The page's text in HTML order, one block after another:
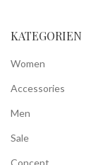
KATEGORIEN
Accessories
Concept
Men
Sale
Women